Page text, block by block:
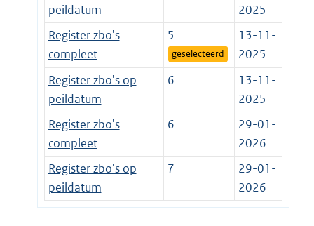
peildatum
2025
Register zbo's
compleet
5
geselecteerd
13-11-
2025
Register zbo's op
peildatum
6
13-11-
2025
Register zbo's
compleet
6
29-01-
2026
Register zbo's op
peildatum
7
29-01-
2026